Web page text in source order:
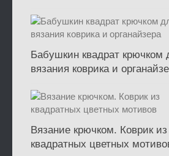
Бабушкин квадрат крючком
вязания коврика и
Вязание крючком. Коврик из
квадратных цветных